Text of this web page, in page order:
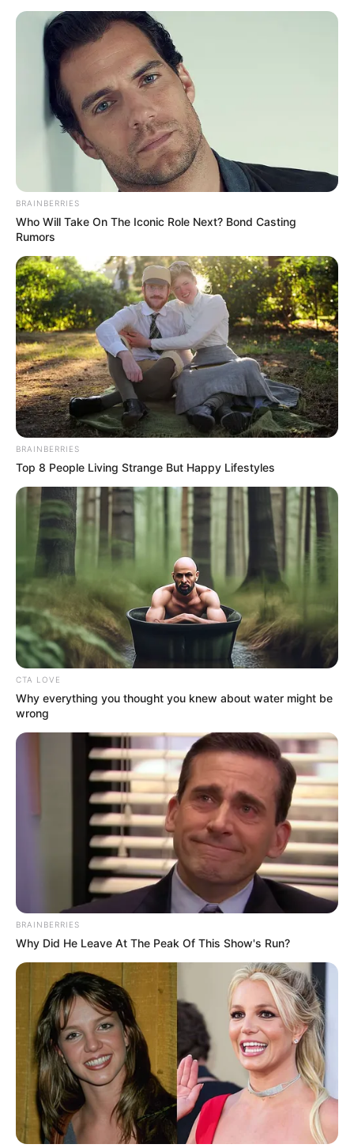
BRAINBERRIES
Who Will Take On The Iconic Role Next? Bond Casting
Rumors
BRAINBERRIES
Top 8 People Living Strange But Happy Lifestyles
CTA LOVE
Why everything you thought you knew about water might be
wrong
BRAINBERRIES
Why Did He Leave At The Peak Of This Show's Run?